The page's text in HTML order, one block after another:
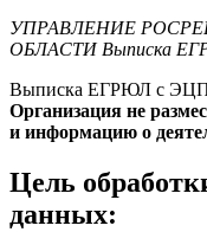
УПРАВЛЕНИЕ
ОБЛАСТИ Выписка
Выписка ЕГРЮЛ с ЭЦП
Организация не
и информацию о
Цель
данных: